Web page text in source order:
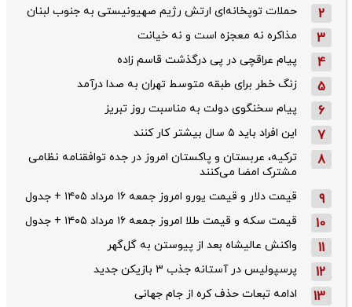
2 حملات توپخانه‌ای ارتش رژیم صهیونیستی به جنوب لبنان
3 مذاکره نه معجزه است و نه خیانت
4 پیام عراقچی در پی درگذشت قاسم‌ زاده
5 زنگ خطر برای طبقه متوسط تهران به صدا درآمد
6 پیام سخنگوی دولت به مناسبت روز تبریز
7 این افراد باید ۵ سال بیشتر کار کنند
8
ترکیه، عربستان و پاکستان امروز در جده توافقنامه نظامی
مشترک امضا می‌کنند
9 قیمت دلار و قیمت یورو امروز جمعه ۱۶ مرداد ۱۴۰۵ + جدول
10 قیمت سکه و قیمت طلا امروز جمعه ۱۶ مرداد ۱۴۰۵ + جدول
11 واکنش عالیشاه بعد از پیوستن به گل‌گهر
12 پرسپولیس در آستانه جذب ۳ بازیکن جدید
13 ادامه تبعات حذف کره از جام جهانی